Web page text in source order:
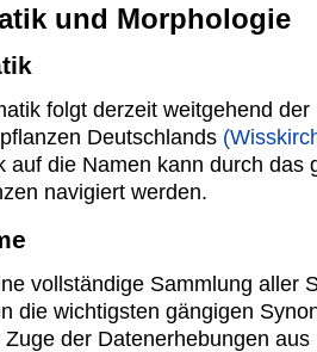
und Morphologie
folgt derzeit weitgehend
Deutschlands
auf die Namen kann durch das
navigiert werden.
vollständige Sammlung aller
die wichtigsten gängigen
der Datenerhebungen